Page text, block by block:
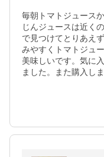
毎朝トマトジュース
じんジュースは近く
で見つけてとりあえ
みやすくトマトジュ
美味しいです。気に
ました。また購入しま